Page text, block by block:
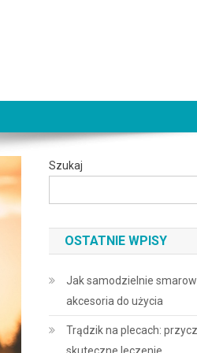
Szukaj
OSTATNIE WPISY
Jak samodzielnie
akcesoria do użycia
Trądzik na plecach: